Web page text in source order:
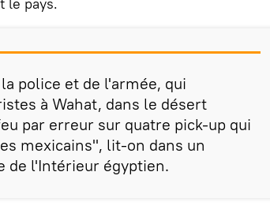
le pays.
police et de l'armée, qui
à Wahat, dans le désert
par erreur sur quatre pick-up qui
mexicains", lit-on dans un
de l'Intérieur égyptien.